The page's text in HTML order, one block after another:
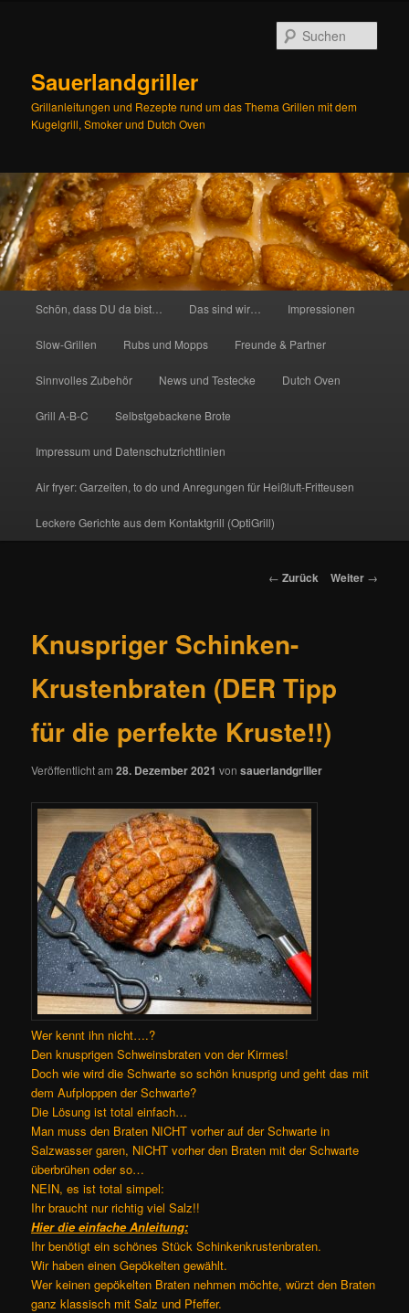
Sauerlandgriller
Grillanleitungen und Rezepte rund um das Thema Grillen mit dem
Kugelgrill, Smoker und Dutch Oven
Schön, dass DU da bist… Das sind wir… Impressionen
Slow-Grillen Rubs und Mopps Freunde & Partner
Sinnvolles Zubehör News und Testecke Dutch Oven
Grill A-B-C Selbstgebackene Brote
Impressum und Datenschutzrichtlinien
Air fryer: Garzeiten, to do und Anregungen für Heißluft-Fritteusen
Leckere Gerichte aus dem Kontaktgrill (OptiGrill)
Beitrags-
← Zurück Weiter →
Knuspriger Schinken-
Krustenbraten (DER Tipp
für die perfekte Kruste!!)
Veröffentlicht am28. Dezember 2021 vonsauerlandgriller
Wer kennt ihn nicht….?
Den knusprigen Schweinsbraten von der Kirmes!
Doch wie wird die Schwarte so schön knusprig und geht das mit
dem Aufploppen der Schwarte?
Die Lösung ist total einfach…
Man muss den Braten NICHT vorher auf der Schwarte in
Salzwasser garen, NICHT vorher den Braten mit der Schwarte
überbrühen oder so…
NEIN, es ist total simpel:
Ihr braucht nur richtig viel Salz!!
Hier die einfache Anleitung:
Ihr benötigt ein schönes Stück Schinkenkrustenbraten.
Wir haben einen Gepökelten gewählt.
Wer keinen gepökelten Braten nehmen möchte, würzt den Braten
ganz klassisch mit Salz und Pfeffer.